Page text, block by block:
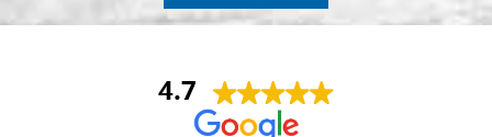
4.7